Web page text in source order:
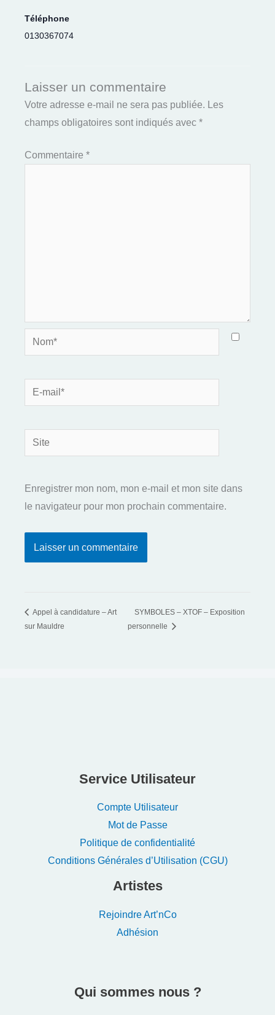
Téléphone
0130367074
Laisser un commentaire
Votre adresse e-mail ne sera pas publiée. Les
champs obligatoires sont indiqués avec *
Commentaire *
Nom*
E-
mail*
Site
Enregistrer mon nom, mon e-mail et mon site dans
le navigateur pour mon prochain commentaire.
Appel à candidature – Art
sur Mauldre
SYMBOLES – XTOF – Exposition
personnelle
Service Utilisateur
Compte Utilisateur
Mot de Passe
Politique de confidentialité
Conditions Générales d’Utilisation (CGU)
Artistes
Rejoindre Art’nCo
Adhésion
Qui sommes nous ?